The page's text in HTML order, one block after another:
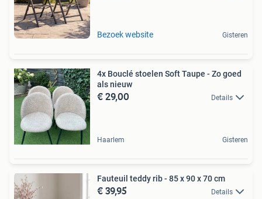
Bezoek website Gisteren
4x Bouclé stoelen Soft Taupe - Zo goed
als nieuw
€ 29,00 Details
Haarlem Gisteren
Fauteuil teddy rib - 85 x 90 x 70 cm
€ 39,95 Details